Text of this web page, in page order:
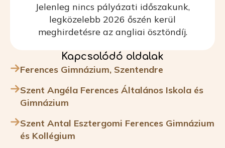
Jelenleg nincs pályázati időszakunk,
legközelebb 2026 őszén kerül
meghirdetésre az angliai ösztöndíj.
Kapcsolódó oldalak
Ferences Gimnázium, Szentendre
Szent Angéla Ferences Általános Iskola és
Gimnázium
Szent Antal Esztergomi Ferences Gimnázium
és Kollégium